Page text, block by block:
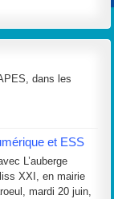
dans les
et ESS
L’auberge
XXI, en mairie
mardi 20 juin,